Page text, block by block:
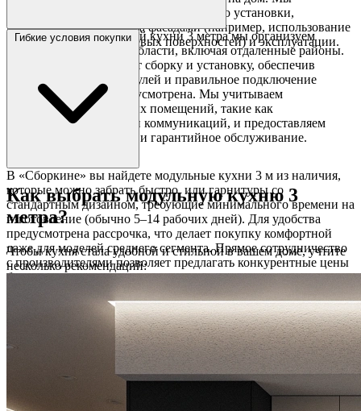
сопровождаем вас от подбора модели до установки,
консультируя по уходу за фасадами (например, использование
микрофибры для глянцевых поверхностей) и эксплуатации.
После выбора модульной кухни 3 метра мы организуем
доставку по Москве и области, включая отдаленные районы.
Наши мастера выполнят сборку и установку, обеспечив
точное соединение модулей и правильное подключение
техники, если она предусмотрена. Мы учитываем
особенности просторных помещений, такие как
расположение розеток и коммуникаций, и предоставляем
рекомендации по уходу и гарантийное обслуживание.
Гибкие условия покупки
В «Сборкине» вы найдете модульные кухни 3 м из наличия,
которые можно забрать быстро, или гарнитуры со
стандартным дизайном, требующие минимального времени на
изготовление (обычно 5–14 рабочих дней). Для удобства
предусмотрена рассрочка, что делает покупку комфортной
даже для моделей среднего сегмента. Прямое сотрудничество
с производителями позволяет предлагать конкурентные цены
без наценок.
Как выбрать модульную кухню 3
метра?
Чтобы кухня стала удобной и стильной в вашем доме, учтите
несколько рекомендаций: